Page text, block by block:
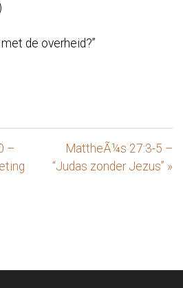
de overheid?”
–
MattheÃ¼s 27:3-5 –
“Judas zonder Jezus” »